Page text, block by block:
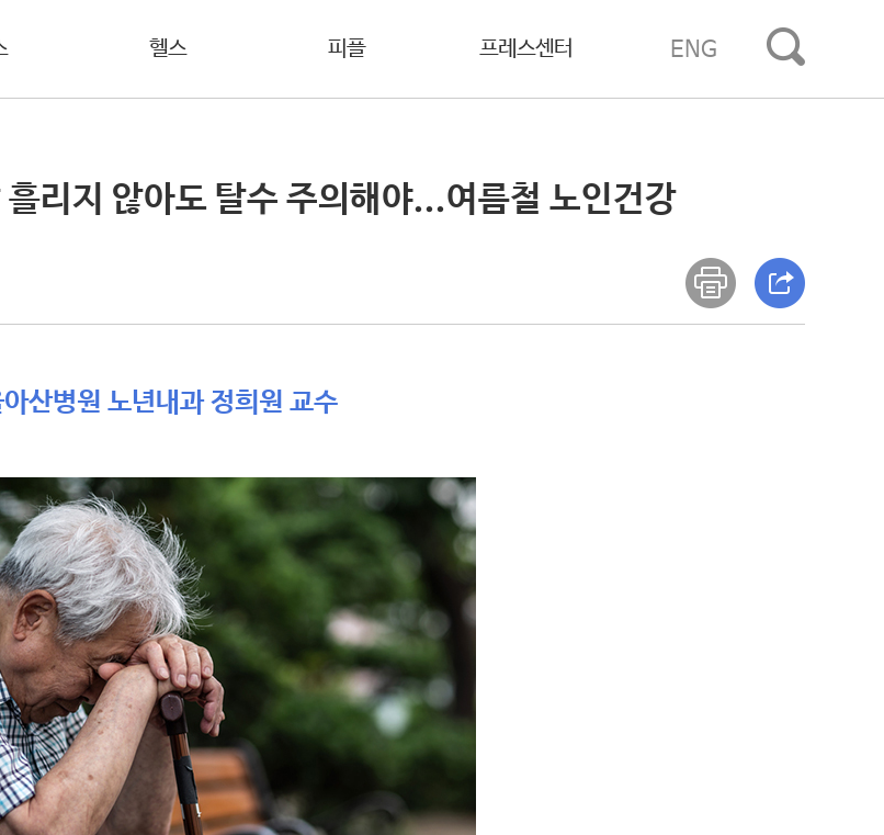
헬스 피플 프레스센터 ENG
리지 않아도 탈수 주의해야...여름철 노인건강
산병원 노년내과 정희원 교수